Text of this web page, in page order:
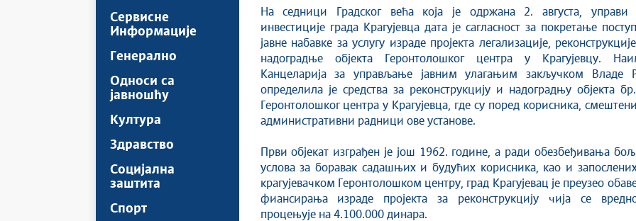
Сервисне
Информације
Генерално
Односи са
јавношћу
Култура
Здравство
Социјална
заштита
Спорт
На седници Градског већа која је одржана 2. августа, управи
инвестиције града Крагујевца дата је сагласност за покретање
јавне набавке за услугу израде пројекта легализације,
надоградње објекта Геронтолошког центра у Крагујевцу.
Канцеларија за управљање јавним улагањим закључком Владе
определила је средства за реконструкцију и надоградњу објекта
Геронтолошког центра у Крагујевца, где су поред корисника,
административни радници ове установе.
Први објекат изграђен је још 1962. године, а ради обезбеђивања
услова за боравак садашњих и будућих корисника, као и
крагујевачком Геронтолошком центру, град Крагујевац је преузео
фиансирања израде пројекта за реконструкцију чија се
процењује на 4.100.000 динара.